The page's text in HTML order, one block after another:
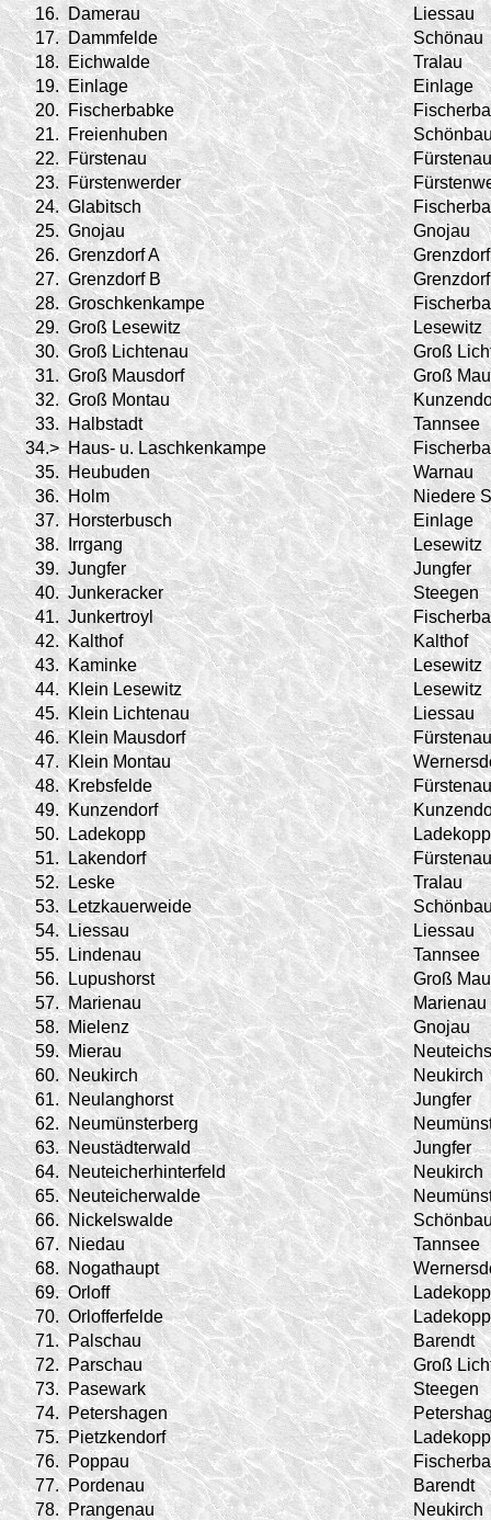
16.
Damerau
Liessau
17. Dammfelde
Schönau
18. Eichwalde
Tralau
19. Einlage
Einlage
20.
Fischerbabke
21.
Freienhuben
22.
Fürstenau
Fürstenau
23.
Fürstenwerder
24. Glabitsch
25. Gnojau
Gnojau
26. Grenzdorf A
Grenzdorf
27. Grenzdorf B
Grenzdorf
28. Groschkenkampe
29. Groß Lesewitz
Lesewitz
30. Groß Lichtenau
Groß
31. Groß Mausdorf
Groß
32. Groß Montau
33.
Halbstadt
Tannsee
34.> Haus- u. Laschkenkampe
35. Heubuden
Warnau
36. Holm
Niedere
37. Horsterbusch
Einlage
38.
Irrgang
Lesewitz
39. Jungfer
Jungfer
40. Junkeracker
Steegen
41. Junkertroyl
42. Kalthof
Kalthof
43.
Kaminke
Lesewitz
44.
Klein Lesewitz
Lesewitz
45.
Klein Lichtenau
Liessau
46. Klein Mausdorf
Fürstenau
47. Klein Montau
48. Krebsfelde
Fürstenau
49.
Kunzendorf
50.
Ladekopp
Ladekopp
51.
Lakendorf
Fürstenau
52.
Leske
Tralau
53.
Letzkauerweide
54. Liessau
Liessau
55.
Lindenau
Tannsee
56.
Lupushorst
Groß
57.
Marienau
Marienau
58.
Mielenz
Gnojau
59. Mierau
60. Neukirch
Neukirch
61.
Neulanghorst
Jungfer
62.
Neumünsterberg
63. Neustädterwald
Jungfer
64.
Neuteicherhinterfeld
Neukirch
65. Neuteicherwalde
66. Nickelswalde
67.
Niedau
Tannsee
68. Nogathaupt
69. Orloff
Ladekopp
70. Orlofferfelde
Ladekopp
71. Palschau
Barendt
72.
Parschau
Groß
73.
Pasewark
Steegen
74. Petershagen
75. Pietzkendorf
Ladekopp
76. Poppau
77. Pordenau
Barendt
78.
Prangenau
Neukirch